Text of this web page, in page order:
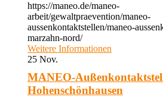
https://maneo.de/maneo-
arbeit/gewaltpraevention/maneo-
aussenkontaktstellen/maneo-
marzahn-nord/
Weitere Informationen
25 Nov.
MANEO-
Hohenschönhausen